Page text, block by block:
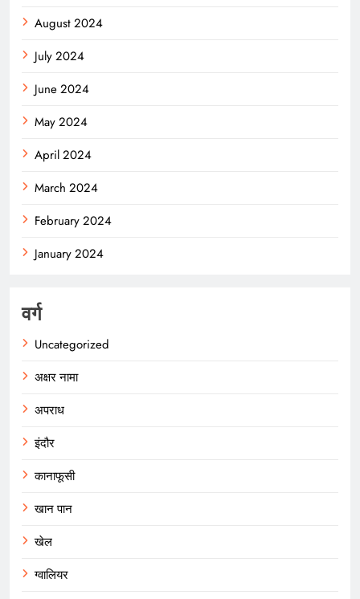
August 2024
July 2024
June 2024
May 2024
April 2024
March 2024
February 2024
January 2024
वर्ग
Uncategorized
अक्षर नामा
अपराध
इंदौर
कानाफूसी
खान पान
खेल
ग्वालियर